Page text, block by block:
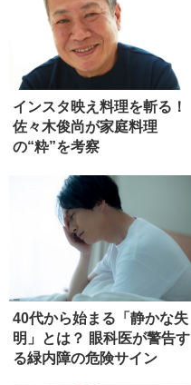
インスタ映え料理を斬る！
佐々木俊尚が家庭料理
の“粋”を考察
40代から始まる「静かな失
明」とは？ 眼科医が警告す
る緑内障の危険サイン